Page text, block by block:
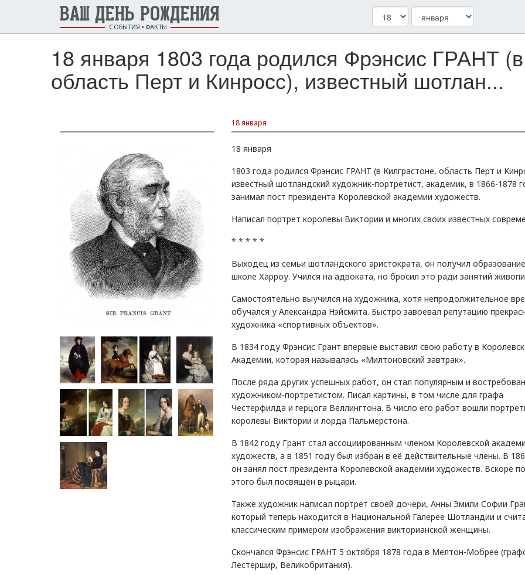
ВАШ ДЕНЬ РОЖДЕНИЯ
СОБЫТИЯ ФАКТЫ
18 января 1803 года родился Фрэнсис ГРАНТ
область Перт и Кинросс), известный шотлан...
18 января
18 января
1803 года родился Фрэнсис ГРАНТ (в Килграстоне, область Перт и
известный шотландский художник-портретист, академик, в 1866-1878
занимал пост президента Королевской академии художеств.
Написал портрет королевы Виктории и многих своих известных
* * * * *
Выходец из семьи шотландского аристократа, он получил
школе Харроу. Учился на адвоката, но бросил это ради занятий
Самостоятельно выучился на художника, хотя непродолжительное
обучался у Александра Нэйсмита. Быстро завоевал репутацию
художника «спортивных объектов».
В 1834 году Фрэнсис Грант впервые выставил свою работу в
Академии, которая называлась «Милтоновский завтрак».
После ряда других успешных работ, он стал популярным и
художником-портретистом. Писал картины, в том числе для графа
Честерфилда и герцога Веллингтона. В число его работ вошли
королевы Виктории и лорда Пальмерстона.
В 1842 году Грант стал ассоциированным членом Королевской
художеств, а в 1851 году был избран в её действительные члены. В
он занял пост президента Королевской академии художеств. Вскоре
этого был посвящён в рыцари.
Также художник написал портрет своей дочери, Анны Эмили Софии
который теперь находится в Национальной Галерее Шотландии и
классическим примером изображения викторианской женщины.
Скончался Фрэнсис ГРАНТ 5 октября 1878 года в Мелтон-Мобрее
Лестершир, Великобритания).